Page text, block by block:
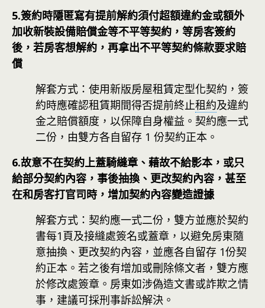
5.簽約時隱匿寫有提前解約須付超額違約金或額外
加收新裝設備賠償金等不平等契約，等房客簽約
後，若房客想解約，再拿出不平等契約條款要求賠
償
解套方式：使用新版房屋租賃定型化契約，簽
約時應確認租賃期間得否提前終止租約及違約
金之賠償額度，以保障自身權益。契約應一式
二份，由雙方各自留存 1 份契約正本。
6.故意不在契約上蓋騎縫章、藉故不給影本，或只
給部分契約內容，事後抽換、更改契約內容，甚至
在和房客打官司時，增加契約內容變造證據
解套方式：契約應一式二份，雙方並應於契約
書每1頁及接縫處簽名或蓋章，以避免房東隨
意抽換、更改契約內容，並應各自留存 1份契
約正本。若之後有增加或刪除條文者，雙方應
於修改處簽章。房東如涉偽造文書或詐欺之情
事，建議可採刑事訴訟解決。